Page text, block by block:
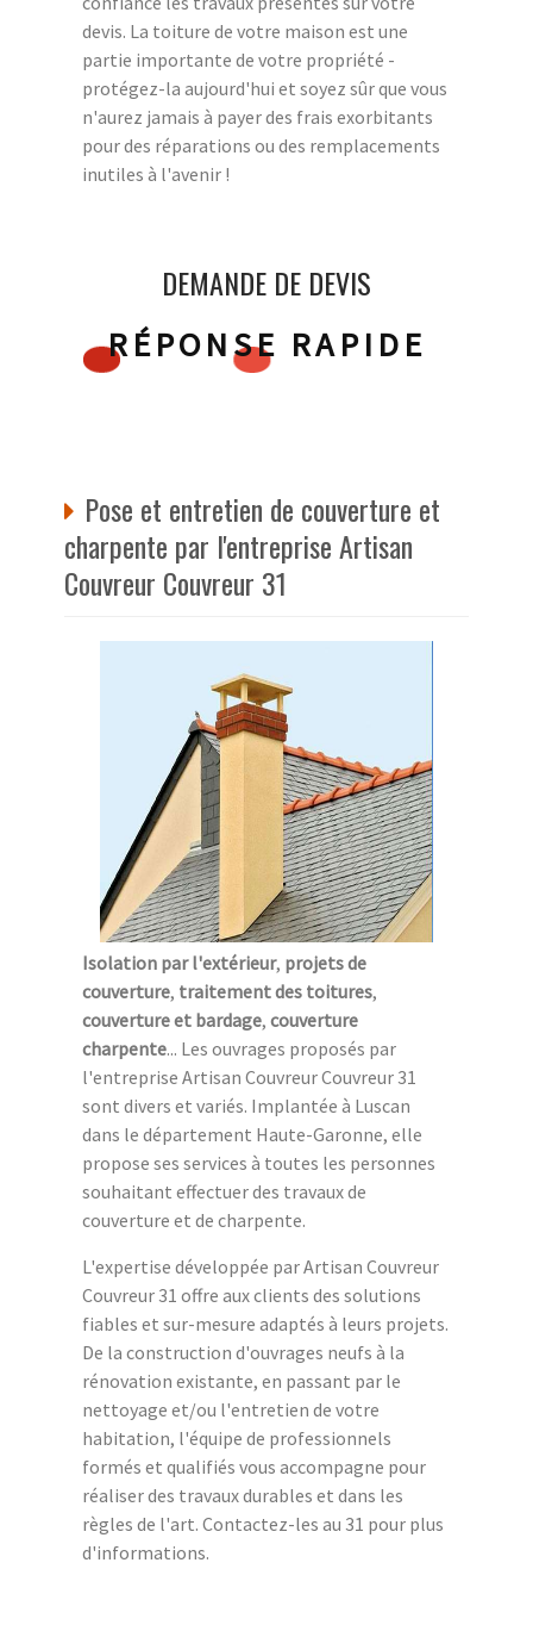
devis. La toiture de votre maison est une
partie importante de votre propriété -
protégez-la aujourd'hui et soyez sûr que vous
n'aurez jamais à payer des frais exorbitants
pour des réparations ou des remplacements
inutiles à l'avenir !
DEMANDE DE DEVIS
RÉPONSE RAPIDE
Pose et entretien de couverture et
charpente par l'entreprise Artisan
Couvreur Couvreur 31
Isolation par l'extérieur, projets de
couverture, traitement des toitures,
couverture et bardage, couverture
charpente... Les ouvrages proposés par
l'entreprise Artisan Couvreur Couvreur 31
sont divers et variés. Implantée à Luscan
dans le département Haute-Garonne, elle
propose ses services à toutes les personnes
souhaitant effectuer des travaux de
couverture et de charpente.
L'expertise développée par Artisan Couvreur
Couvreur 31 offre aux clients des solutions
fiables et sur-mesure adaptés à leurs projets.
De la construction d'ouvrages neufs à la
rénovation existante, en passant par le
nettoyage et/ou l'entretien de votre
habitation, l'équipe de professionnels
formés et qualifiés vous accompagne pour
réaliser des travaux durables et dans les
règles de l'art. Contactez-les au 31 pour plus
d'informations.